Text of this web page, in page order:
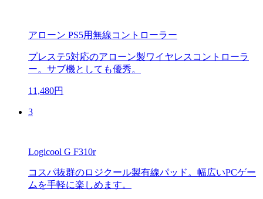
アローン PS5用無線コントローラー
プレステ5対応のアローン製ワイヤレスコントローラ
ー。サブ機としても優秀。
11,480円
3
Logicool G F310r
コスパ抜群のロジクール製有線パッド。幅広いPCゲー
ムを手軽に楽しめます。